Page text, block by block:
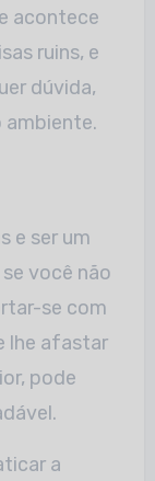
acontece
ruins, e
dúvida,
ambiente.
e ser um
você não
se com
lhe afastar
pode
a